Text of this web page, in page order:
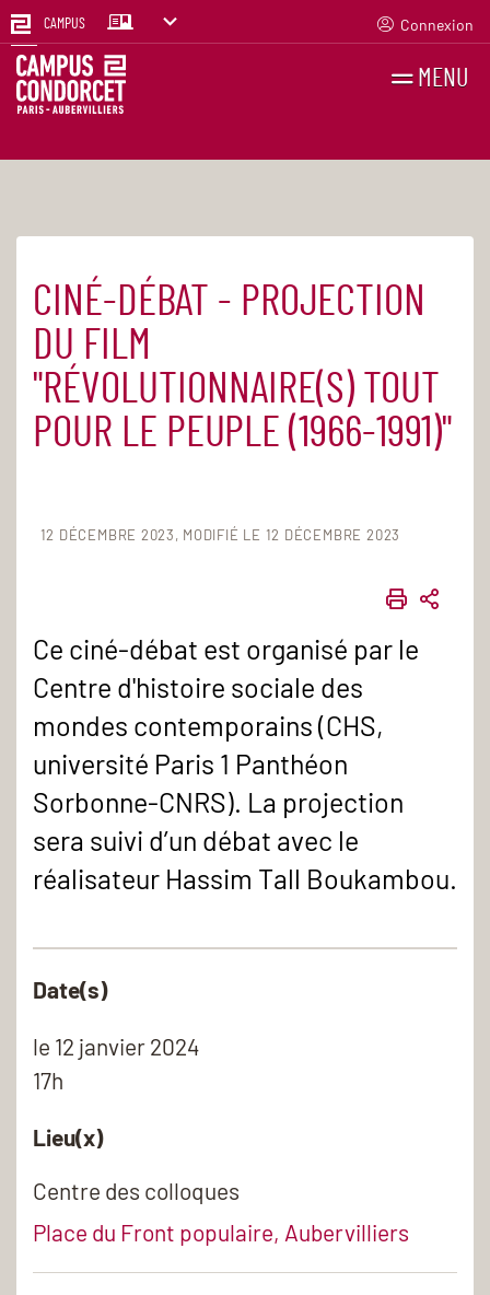
CAMPUS Connexion
MENU
Accueil Agenda
CINÉ-DÉBAT - PROJECTION
DU FILM
"RÉVOLUTIONNAIRE(S) TOUT
POUR LE PEUPLE (1966-1991)"
12 DÉCEMBRE 2023 MODIFIÉ LE 12 DÉCEMBRE 2023
Ce ciné-débat est organisé par le
Centre d'histoire sociale des
mondes contemporains (CHS,
université Paris 1 Panthéon
Sorbonne-CNRS). La projection
sera suivi d’un débat avec le
réalisateur Hassim Tall Boukambou.
Date(s)
le 12 janvier 2024
17h
Lieu(x)
Centre des colloques
Place du Front populaire, Aubervilliers